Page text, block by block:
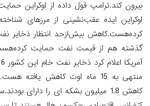
بیرون کند.ترامپ قول داده از اوکراین
اوکراین ایده عقب‌نشینی از مرزهای
کرده‌هست.کاهش بیش‌ازحد انتظار ذخایر
گذشته هم از قیمت نفت حمایت
منتهی به 15 ماه اوت کاهش یافته
کاهش 1.8 میلیون بشکه ای را دارای